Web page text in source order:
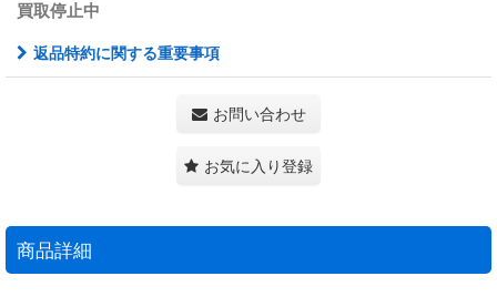
買取停止中
返品特約に関する重要事項
お問い合わせ
お気に入り登録
商品詳細